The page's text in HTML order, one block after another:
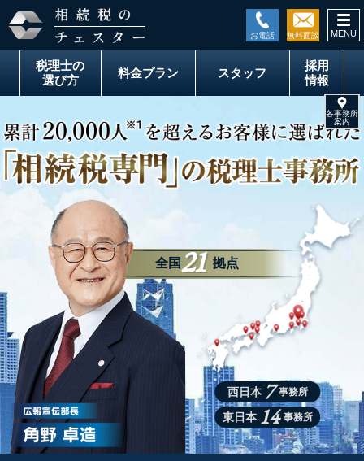
税理士の
選び方
料金プラン スタッフ
採用
情報
全国21 拠点
西日本 7 事務所
東日本 14 事務所